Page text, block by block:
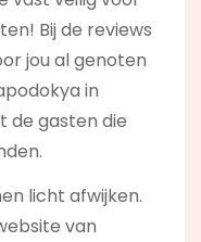
Bij de reviews
jou al genoten
in
de gasten die
licht afwijken.
van